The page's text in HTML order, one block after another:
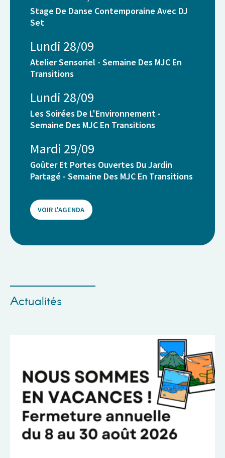
Stage De Danse Contemporaine Avec DJ
Set
Lundi 28/09
Atelier Sensoriel - Semaine Des MJC En
Transitions
Lundi 28/09
Les Soirées De L'Environnement -
Semaine Des MJC En Transitions
Mardi 29/09
Goûter Et Portes Ouvertes Du Jardin
Partagé - Semaine Des MJC En Transitions
VOIR L'AGENDA
Actualités